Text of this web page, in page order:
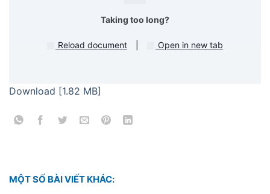
Taking too long?
Reload document Open in new tab
Download [1.82 MB]
MỘT SỐ BÀI VIẾT KHÁC: